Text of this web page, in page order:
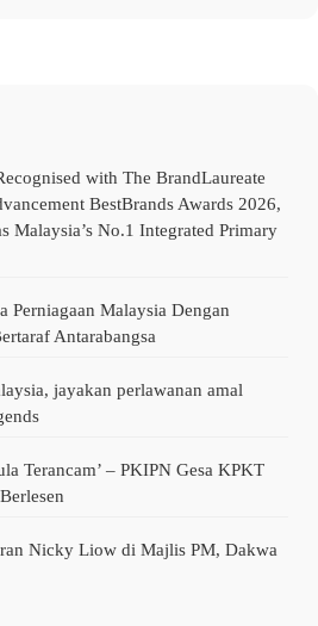
with The BrandLaureate
BestBrands Awards 2026,
Malaysia’s No.1 Integrated Primary
Perniagaan Malaysia Dengan
Antarabangsa
jayakan perlawanan amal
Terancam’ – PKIPN Gesa KPKT
Nicky Liow di Majlis PM, Dakwa